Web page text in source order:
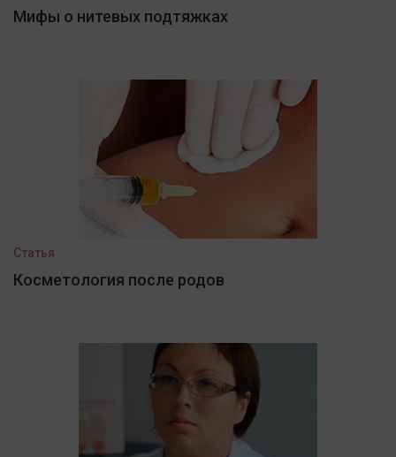
Мифы о нитевых подтяжках
Статья
Косметология после родов